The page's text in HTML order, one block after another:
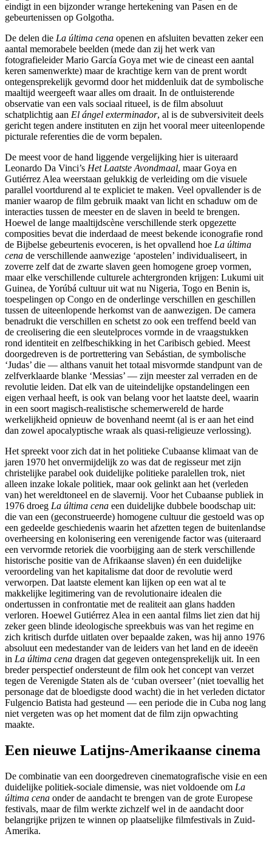
eindigt in een bijzonder wrange hertekening van Pasen en de
gebeurtenissen op Golgotha.
De delen die La última cena openen en afsluiten bevatten zeker een
aantal memorabele beelden (mede dan zij het werk van
fotografieleider Mario García Goya met wie de cineast een aantal
keren samenwerkte) maar de krachtige kern van de prent wordt
ontegensprekelijk gevormd door het middenluik dat de symbolische
maaltijd weergeeft waar alles om draait. In de ontluisterende
observatie van een vals sociaal ritueel, is de film absoluut
schatplichtig aan El ángel exterminador, al is de subversiviteit deels
gericht tegen andere instituten en zijn het vooral meer uiteenlopende
picturale referenties die de vorm bepalen.
De meest voor de hand liggende vergelijking hier is uiteraard
Leonardo Da Vinci’s Het Laatste Avondmaal, maar Goya en
Gutiérrez Alea weerstaan gelukkig de verleiding om die visuele
parallel voortdurend al te expliciet te maken. Veel opvallender is de
manier waarop de film gebruik maakt van licht en schaduw om de
interacties tussen de meester en de slaven in beeld te brengen.
Hoewel de lange maaltijdscène verschillende sterk opgezette
composities bevat die inderdaad de meest bekende iconografie rond
de Bijbelse gebeurtenis evoceren, is het opvallend hoe La última
cena de verschillende aanwezige ‘apostelen’ individualiseert, in
zoverre zelf dat de zwarte slaven geen homogene groep vormen,
maar elke verschillende culturele achtergronden krijgen: Lukumi uit
Guinea, de Yorúbá cultuur uit wat nu Nigeria, Togo en Benin is,
toespelingen op Congo en de onderlinge verschillen en geschillen
tussen de uiteenlopende herkomst van de aanwezigen. De camera
benadrukt die verschillen en schetst zo ook een treffend beeld van
de creolisering die een sleutelproces vormde in de vraagstukken
rond identiteit en zelfbeschikking in het Caribisch gebied. Meest
doorgedreven is de portrettering van Sebástian, de symbolische
‘Judas’ die — althans vanuit het totaal misvormde standpunt van de
zelfverklaarde blanke ‘Messias’ — zijn meester zal verraden en de
revolutie leiden. Dat elk van de uiteindelijke opstandelingen een
eigen verhaal heeft, is ook van belang voor het laatste deel, waarin
in een soort magisch-realistische schemerwereld de harde
werkelijkheid opnieuw de bovenhand neemt (al is er aan het eind
dan zowel apocalyptische wraak als quasi-religieuze verlossing).
Het spreekt voor zich dat in het politieke Cubaanse klimaat van de
jaren 1970 het onvermijdelijk zo was dat de regisseur met zijn
christelijke parabel ook duidelijke politieke paralellen trok, niet
alleen inzake lokale politiek, maar ook gelinkt aan het (verleden
van) het wereldtoneel en de slavernij. Voor het Cubaanse publiek in
1976 droeg La última cena een duidelijke dubbele boodschap uit:
die van een (geconstrueerde) homogene cultuur die gestoeld was op
een gedeelde geschiedenis waarin het afzetten tegen de buitenlandse
overheersing en kolonisering een verenigende factor was (uiteraard
een vervormde retoriek die voorbijging aan de sterk verschillende
historische positie van de Afrikaanse slaven) én een duidelijke
veroordeling van het kapitalisme dat door de revolutie werd
verworpen. Dat laatste element kan lijken op een wat al te
makkelijke legitimering van de revolutionaire idealen die
ondertussen in confrontatie met de realiteit aan glans hadden
verloren. Hoewel Gutiérrez Alea in een aantal films liet zien dat hij
zeker geen blinde ideologische spreekbuis was van het regime en
zich kritisch durfde uitlaten over bepaalde zaken, was hij anno 1976
absoluut een medestander van de leiders van het land en de ideeën
in La última cena dragen dat gegeven ontegensprekelijk uit. In een
breder perspectief ondersteunt de film ook het concept van verzet
tegen de Verenigde Staten als de ‘cuban overseer’ (niet toevallig het
personage dat de bloedigste dood wacht) die in het verleden dictator
Fulgencio Batista had gesteund — een periode die in Cuba nog lang
niet vergeten was op het moment dat de film zijn opwachting
maakte.
Een nieuwe Latijns-Amerikaanse cinema
De combinatie van een doorgedreven cinematografische visie en een
duidelijke politiek-sociale dimensie, was niet voldoende om La
última cena onder de aandacht te brengen van de grote Europese
festivals, maar de film werkte zichzelf wel in de aandacht door
belangrijke prijzen te winnen op plaatselijke filmfestivals in Zuid-
Amerika.